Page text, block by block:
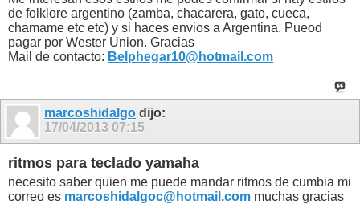
de folklore argentino (zamba, chacarera, gato, cueca,
chamame etc etc) y si haces envios a Argentina. Pueod
pagar por Wester Union. Gracias
Mail de contacto: Belphegar10@hotmail.com
marcoshidalgo dijo:
17/04/2013 07:15
ritmos para teclado yamaha
necesito saber quien me puede mandar ritmos de cumbia mi
correo es marcoshidalgoc@hotmail.com muchas gracias